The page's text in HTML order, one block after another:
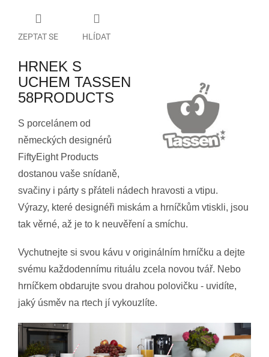
ZEPTAT SE HLÍDAT
HRNEK S
UCHEM TASSEN
58PRODUCTS
S porcelánem od
německých designérů
FiftyEight Products
dostanou vaše snídaně,
svačiny i párty s přáteli nádech hravosti a vtipu.
Výrazy, které designéři miskám a hrníčkům vtiskli, jsou
tak věrné, až je to k neuvěření a smíchu.
Vychutnejte si svou kávu v originálním hrníčku a dejte
svému každodennímu rituálu zcela novou tvář. Nebo
hrníčkem obdarujte svou drahou polovičku - uvidíte,
jaký úsměv na rtech jí vykouzlíte.